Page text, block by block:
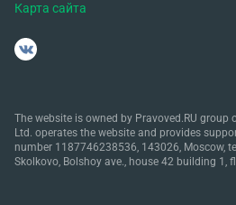
Карта сайта
The website is owned by Pravoved.RU group
Ltd. operates the website and provides
number 1187746238536, 143026, Moscow,
Skolkovo, Bolshoy ave., house 42 building 1,